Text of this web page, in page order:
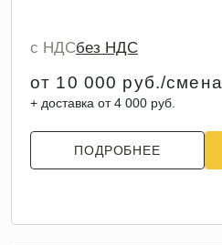
с НДСбез НДС
от 10 000 руб./смена
+ доставка от 4 000 руб.
ПОДРОБНЕЕ